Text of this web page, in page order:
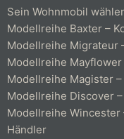
Sein Wohnmobil
Modellreihe Baxter –
Modellreihe Migrateur
Modellreihe
Modellreihe Magister
Modellreihe Discover
Modellreihe
Händler